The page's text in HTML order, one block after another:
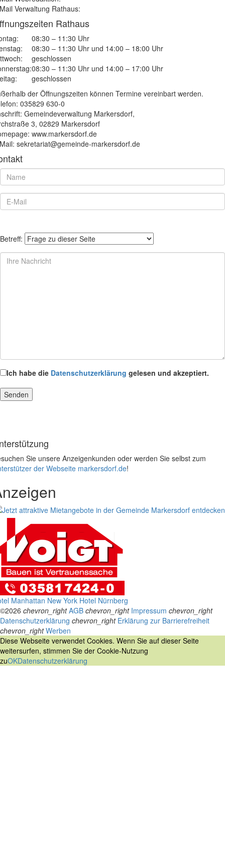
Verwaltung Rathaus:
Rathaus
08:30 – 11:30 Uhr
08:30 – 11:30 Uhr und 14:00 – 18:00 Uhr
geschlossen
08:30 – 11:30 Uhr und 14:00 – 17:00 Uhr
geschlossen
der Öffnungszeiten können Termine vereinbart werden.
035829 630-0
Gemeindeverwaltung Markersdorf,
3, 02829 Markersdorf
www.markersdorf.de
sekretariat@gemeinde-markersdorf.de
Betreff:
Ich habe die Datenschutzerklärung gelesen und akzeptiert.
Sie unsere Anzeigenkunden oder werden Sie selbst zum
der Webseite markersdorf.de!
Manhattan New York Hotel Nürnberg
©2026 chevron_right AGB chevron_right Impressum chevron_right
Datenschutzerklärung chevron_right Erklärung zur Barrierefreiheit
chevron_right Werben
Diese Webseite verwendet Cookies. Wenn Sie auf dieser Seite
weitersurfen, stimmen Sie der Cookie-Nutzung
zuOKDatenschutzerklärung